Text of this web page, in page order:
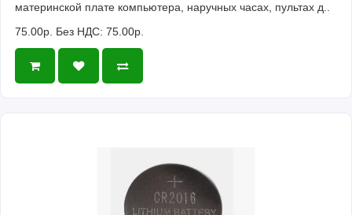
материнской плате компьютера, наручных часах, пультах д..
75.00р. Без НДС: 75.00р.